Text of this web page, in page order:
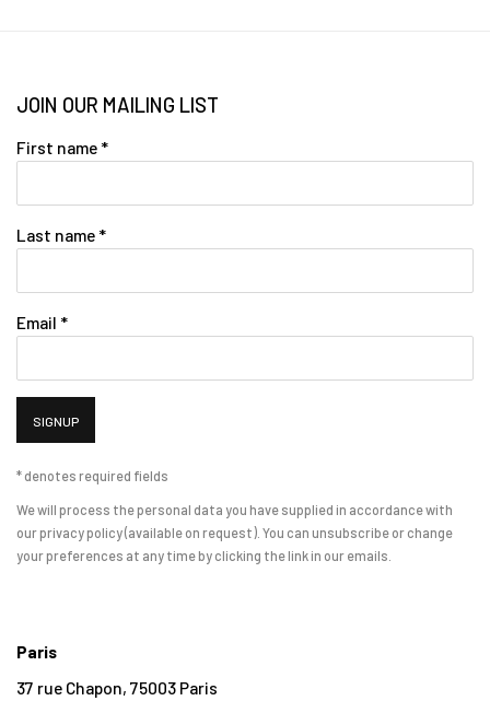
JOIN OUR MAILING LIST
First name *
Last name *
Email *
SIGNUP
* denotes required fields
We will process the personal data you have supplied in accordance with
our privacy policy (available on request). You can unsubscribe or change
your preferences at any time by clicking the link in our emails.
Paris
37 rue Chapon, 75003 Paris